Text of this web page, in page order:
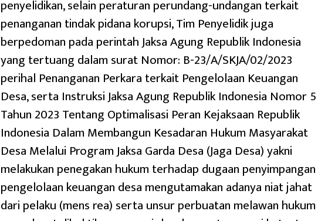
penyelidikan, selain peraturan perundang-undangan terkait
penanganan tindak pidana korupsi, Tim Penyelidik juga
berpedoman pada perintah Jaksa Agung Republik Indonesia
yang tertuang dalam surat Nomor: B-23/A/SKJA/02/2023
perihal Penanganan Perkara terkait Pengelolaan Keuangan
Desa, serta Instruksi Jaksa Agung Republik Indonesia Nomor 5
Tahun 2023 Tentang Optimalisasi Peran Kejaksaan Republik
Indonesia Dalam Membangun Kesadaran Hukum Masyarakat
Desa Melalui Program Jaksa Garda Desa (Jaga Desa) yakni
melakukan penegakan hukum terhadap dugaan penyimpangan
pengelolaan keuangan desa mengutamakan adanya niat jahat
dari pelaku (mens rea) serta unsur perbuatan melawan hukum